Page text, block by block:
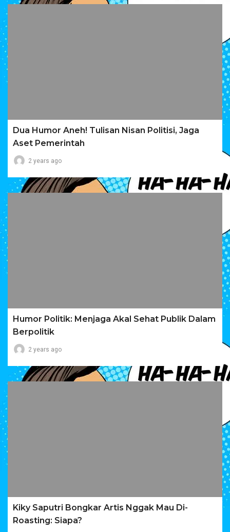
Dua Humor Aneh! Tulisan Nisan Politisi, Jaga
Aset Pemerintah
2 years ago
Humor Politik: Menjaga Akal Sehat Publik Dalam
Berpolitik
2 years ago
Kiky Saputri Bongkar Artis Nggak Mau Di-
Roasting: Siapa?